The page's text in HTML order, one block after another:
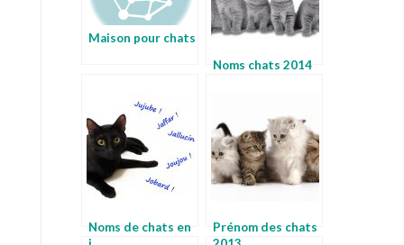
Maison pour chats
Noms chats 2014
Noms de chats en
Prénom des chats